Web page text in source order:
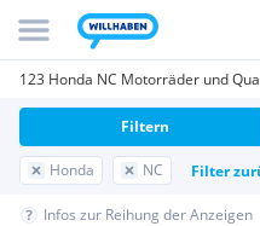
123 Honda NC Motorräder und
Honda NC Filter
Filtern
Infos zur Reihung der Anzeigen